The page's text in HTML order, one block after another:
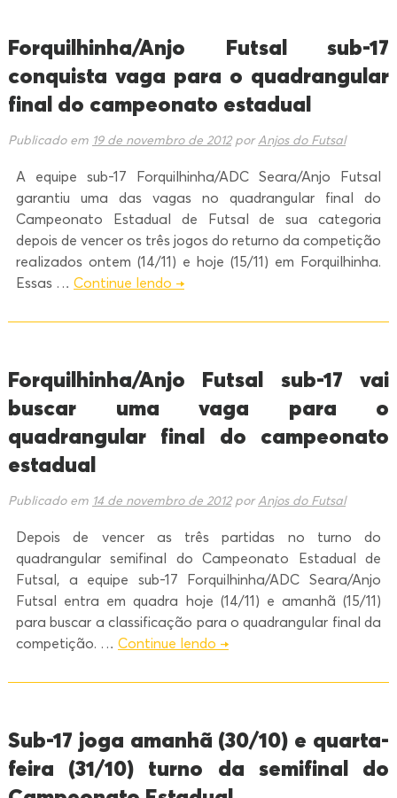
Forquilhinha/Anjo Futsal sub-17
conquista vaga para o quadrangular
final do campeonato estadual
Publicado em 19 de novembro de 2012 por Anjos do Futsal
A equipe sub-17 Forquilhinha/ADC Seara/Anjo Futsal
garantiu uma das vagas no quadrangular final do
Campeonato Estadual de Futsal de sua categoria
depois de vencer os três jogos do returno da competição
realizados ontem (14/11) e hoje (15/11) em Forquilhinha.
Essas … Continue lendo →
Forquilhinha/Anjo Futsal sub-17 vai
buscar uma vaga para o
quadrangular final do campeonato
estadual
Publicado em 14 de novembro de 2012 por Anjos do Futsal
Depois de vencer as três partidas no turno do
quadrangular semifinal do Campeonato Estadual de
Futsal, a equipe sub-17 Forquilhinha/ADC Seara/Anjo
Futsal entra em quadra hoje (14/11) e amanhã (15/11)
para buscar a classificação para o quadrangular final da
competição. … Continue lendo →
Sub-17 joga amanhã (30/10) e quarta-
feira (31/10) turno da semifinal do